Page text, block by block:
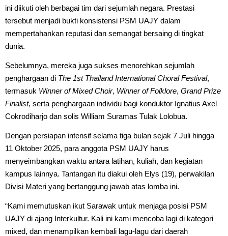
ini diikuti oleh berbagai tim dari sejumlah negara. Prestasi
tersebut menjadi bukti konsistensi PSM UAJY dalam
mempertahankan reputasi dan semangat bersaing di tingkat
dunia.
Sebelumnya, mereka juga sukses menorehkan sejumlah
penghargaan di The 1st Thailand International Choral Festival,
termasuk Winner of Mixed Choir, Winner of Folklore, Grand Prize
Finalist, serta penghargaan individu bagi konduktor Ignatius Axel
Cokrodiharjo dan solis William Suramas Tulak Lolobua.
Dengan persiapan intensif selama tiga bulan sejak 7 Juli hingga
11 Oktober 2025, para anggota PSM UAJY harus
menyeimbangkan waktu antara latihan, kuliah, dan kegiatan
kampus lainnya. Tantangan itu diakui oleh Elys (19), perwakilan
Divisi Materi yang bertanggung jawab atas lomba ini.
“Kami memutuskan ikut Sarawak untuk menjaga posisi PSM
UAJY di ajang Interkultur. Kali ini kami mencoba lagi di kategori
mixed, dan menampilkan kembali lagu-lagu dari daerah